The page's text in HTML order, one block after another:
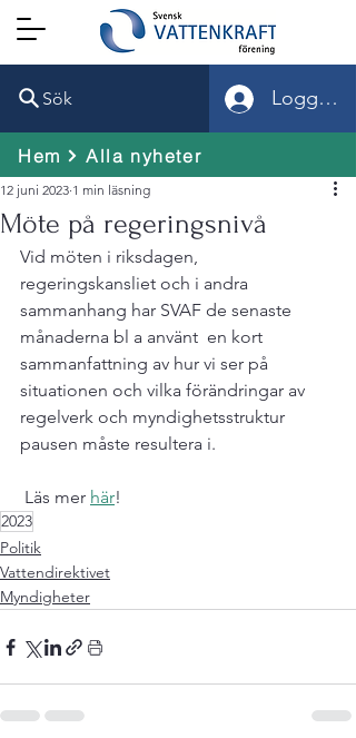
Sök Logga in
Hem Alla nyheter
Möte på regeringsnivå
12 juni 2023 1 min läsning
Vid möten i riksdagen,
regeringskansliet och i andra
sammanhang har SVAF de senaste
månaderna bl a använt  en kort
sammanfattning av hur vi ser på
situationen och vilka förändringar av
regelverk och myndighetsstruktur
pausen måste resultera i.
Läs mer här!
2023
Politik
Vattendirektivet
Myndigheter